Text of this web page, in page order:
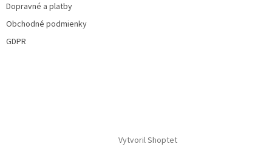
Dopravné a platby
Obchodné podmienky
GDPR
Vytvoril Shoptet